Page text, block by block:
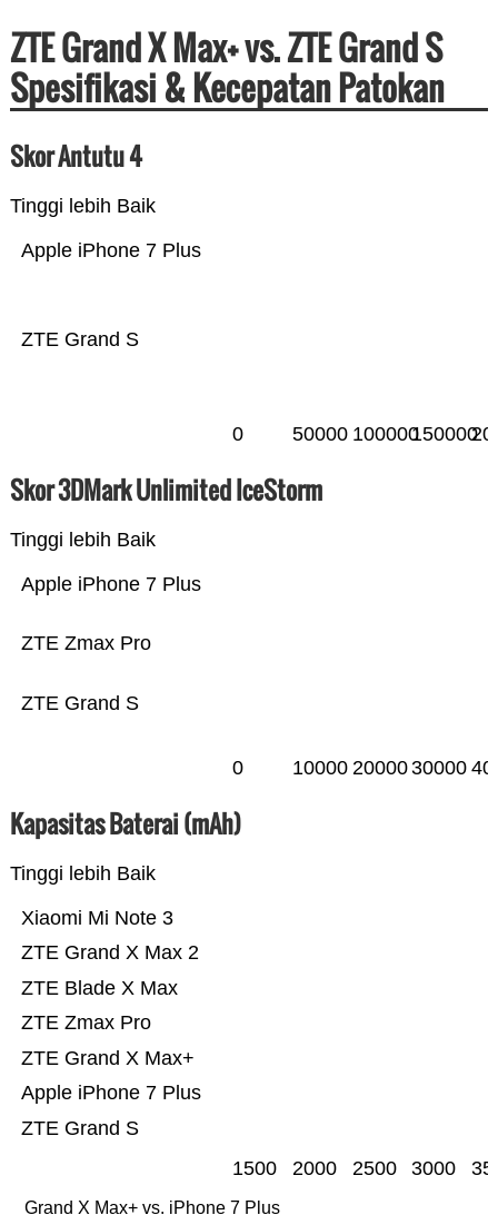
ZTE Grand X Max+ vs. ZTE Grand S
Spesifikasi & Kecepatan Patokan
Skor Antutu 4
Tinggi lebih Baik
ZTE Grand S
Apple iPhone 7 Plus
0 50000 100000150000
Skor 3DMark Unlimited IceStorm
Tinggi lebih Baik
ZTE Grand S
ZTE Zmax Pro
Apple iPhone 7 Plus
0 10000 2000030000
Kapasitas Baterai (mAh)
Tinggi lebih Baik
ZTE Grand S
Apple iPhone 7 Plus
ZTE Grand X Max+
ZTE Zmax Pro
ZTE Blade X Max
ZTE Grand X Max 2
Xiaomi Mi Note 3
1500 2000 2500 3000
Grand X Max+ vs. iPhone 7 Plus